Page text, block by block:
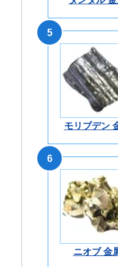
5
モリブデン
6
ニオブ 金